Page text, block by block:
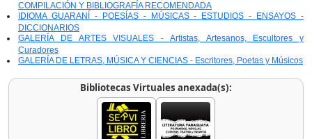
COMPILACIÓN Y BIBLIOGRAFÍA RECOMENDADA
IDIOMA GUARANÍ - POESÍAS - MÚSICAS - ESTUDIOS - ENSAYOS -
DICCIONARIOS
GALERÍA DE ARTES VISUALES - Artistas, Artesanos, Escultores y
Curadores
GALERÍA DE LETRAS, MÚSICA Y CIENCIAS - Escritores, Poetas y Músicos
Bibliotecas Virtuales anexada(s):